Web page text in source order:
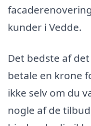
kunder i Vedde.
Det bedste af
betale en krone
ikke selv om du
nogle af de